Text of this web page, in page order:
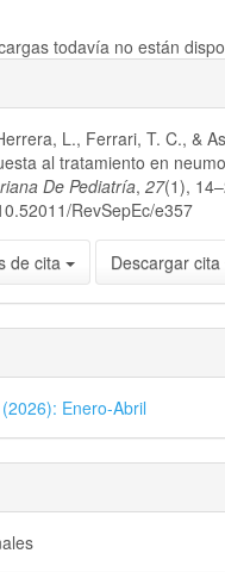
todavía no están
L., Ferrari, T. C., &
al tratamiento en
De Pediatría, 27(1),
RevSepEc/e357
de cita Descargar cita
Enero-Abril